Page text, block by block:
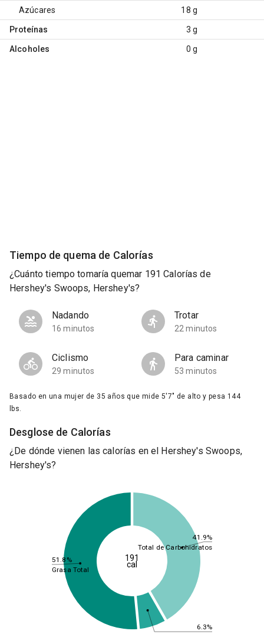
Azúcares 18 g
Proteínas 3 g
Alcoholes 0 g
Tiempo de quema de Calorías
¿Cuánto tiempo tomaría quemar 191 Calorías de
Hershey's Swoops, Hershey's?
Nadando
16 minutos
Trotar
22 minutos
Ciclismo
29 minutos
Para caminar
53 minutos
Basado en una mujer de 35 años que mide 5'7" de alto y pesa 144
lbs.
Desglose de Calorías
¿De dónde vienen las calorías en el Hershey's Swoops,
Hershey's?
41.9%
6.3%
51.8%
Total de Carbohidratos
Grasa Total
191
cal